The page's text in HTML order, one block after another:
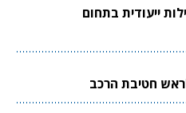
ייעודית בתחום
חטיבת הרכב